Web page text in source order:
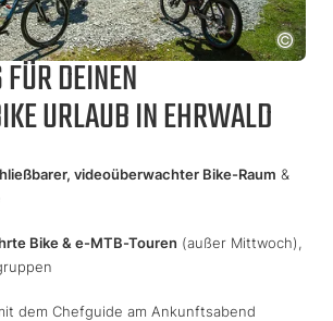
DEINEN
URLAUB IN EHRWALD
videoüberwachter Bike-Raum &
Bike & e-MTB-Touren (außer Mittwoch),
dem Chefguide am Ankunftsabend